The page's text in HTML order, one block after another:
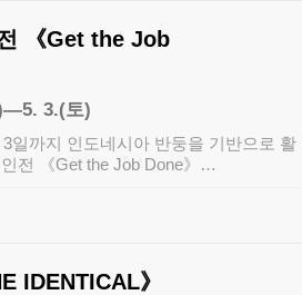
3.(토)
일까지 인도네시아 반둥을 기반으로 활
전 《Get the Job Done》…
IDENTICAL》